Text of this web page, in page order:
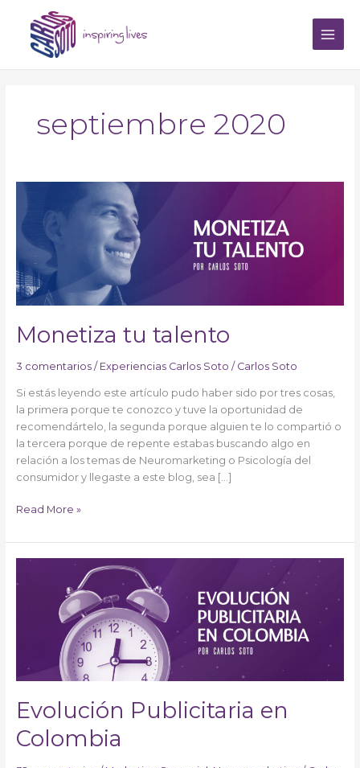
contenido
septiembre 2020
Monetiza tu talento
3 comentarios / Experiencias Carlos Soto / Carlos Soto
Si estás leyendo este artículo pudo haber sido por tres cosas,
la primera porque te conozco y tuve la oportunidad de
recomendártelo, la segunda porque alguien te lo compartió o
la tercera porque de repente estabas buscando algo en
relación a los temas de Neuromarketing o Psicología del
consumidor y llegaste a este blog, sea […]
talento
Read More »
Evolución Publicitaria en
Colombia
Publicitaria
Colombia